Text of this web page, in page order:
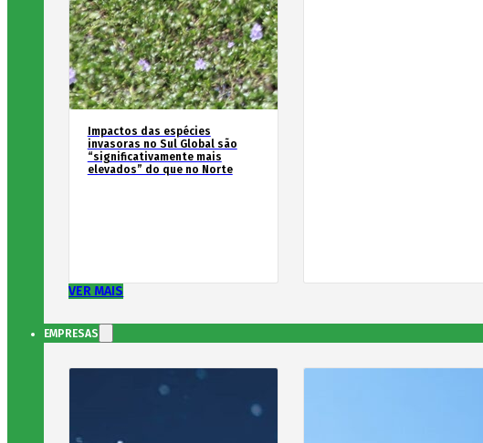
Impactos das espécies
invasoras no Sul Global são
“significativamente mais
elevados” do que no Norte
VER MAIS
EMPRESAS